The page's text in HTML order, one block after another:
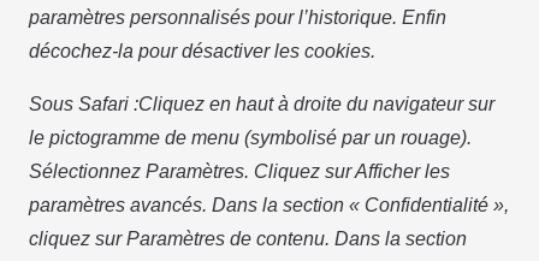
paramètres personnalisés pour l’historique. Enfin
décochez-la pour désactiver les cookies.
Sous Safari :Cliquez en haut à droite du navigateur sur
le pictogramme de menu (symbolisé par un rouage).
Sélectionnez Paramètres. Cliquez sur Afficher les
paramètres avancés. Dans la section « Confidentialité »,
cliquez sur Paramètres de contenu. Dans la section